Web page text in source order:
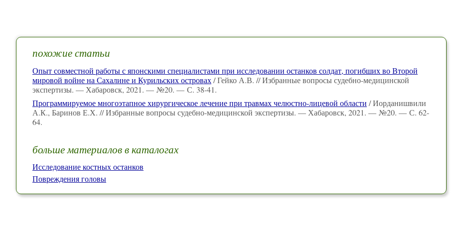
похожие статьи
Опыт совместной работы с японскими специалистами при исследовании останков солдат, погибших во Второй
мировой войне на Сахалине и Курильских островах/ Гейко А.В. // Избранные вопросы судебно-медицинской
экспертизы. — Хабаровск, 2021. — №20. — С. 38-41.
Программируемое многоэтапное хирургическое лечение при травмах челюстно-лицевой области / Иорданишвили
А.К., Баринов Е.Х. // Избранные вопросы судебно-медицинской экспертизы. — Хабаровск, 2021. — №20. — С. 62-
64.
больше материалов в каталогах
Исследование костных останков
Повреждения головы